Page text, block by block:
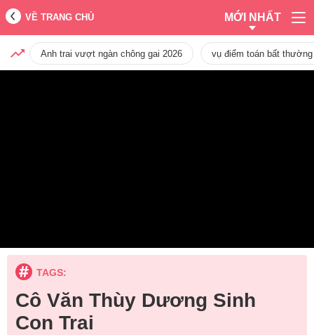
VỀ TRANG CHỦ MỚI NHẤT
Anh trai vượt ngàn chông gai 2026 vụ điểm toán bất
TAGS:
Cô Văn Thùy Dương Sinh
Con Trai